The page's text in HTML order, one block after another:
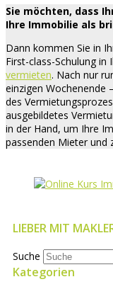
Sie möchten, dass
Ihre Immobilie als
Dann kommen Sie in
First-class-Schulung in
vermieten. Nach nur
einzigen Wochenende
des
ausgebildetes
in der Hand, um Ihre
passenden Mieter und
LIEBER MIT
Suche
Kategorien